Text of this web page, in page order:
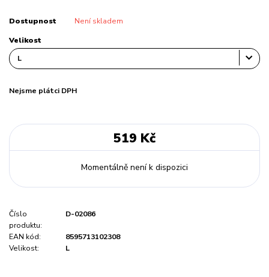
Dostupnost Není skladem
Velikost
Nejsme plátci DPH
519 Kč
Momentálně není k dispozici
Číslo
produktu:
D-02086
EAN kód:
8595713102308
Velikost:
L